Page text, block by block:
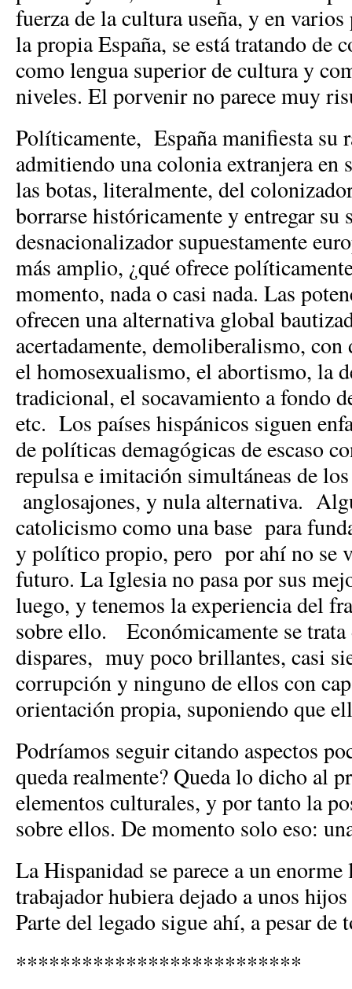
fuerza de la cultura useña, y en
la propia España, se está tratando de
como lengua superior de cultura y
niveles. El porvenir no parece muy
Políticamente, España manifiesta su
admitiendo una colonia extranjera
las botas, literalmente, del
borrarse históricamente y entregar su
desnacionalizador supuestamente
más amplio, ¿qué ofrece
momento, nada o casi nada. Las
ofrecen una alternativa global
acertadamente, demoliberalismo, con
el homosexualismo, el abortismo, la
tradicional, el socavamiento a fondo
etc. Los países hispánicos siguen
de políticas demagógicas de escaso
repulsa e imitación simultáneas de
anglosajones, y nula alternativa.
catolicismo como una base para
y político propio, pero por ahí no se
futuro. La Iglesia no pasa por sus
luego, y tenemos la experiencia del
sobre ello. Económicamente se trata
dispares, muy poco brillantes, casi
corrupción y ninguno de ellos con
orientación propia, suponiendo que
Podríamos seguir citando aspectos
queda realmente? Queda lo dicho al
elementos culturales, y por tanto la
sobre ellos. De momento solo eso:
La Hispanidad se parece a un enorme
trabajador hubiera dejado a unos
Parte del legado sigue ahí, a pesar de
**************************